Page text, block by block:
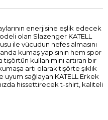
enerjisine eşlik edecek
olan Slazenger KATELL
ile vücudun nefes almasını
kumaş yapısının hem spor
kullanımını artıran bir
artı olarak tişörte şıklık
sağlayan KATELL Erkek
hissettirecek t-shirt, kaliteli